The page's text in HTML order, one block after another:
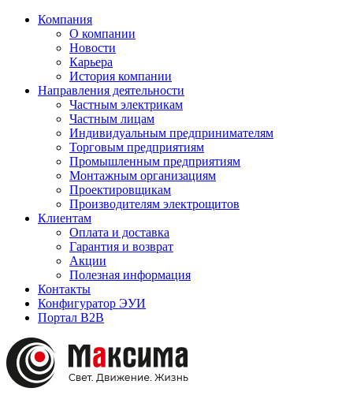
Компания
О компании
Новости
Карьера
История компании
Направления деятельности
Частным электрикам
Частным лицам
Индивидуальным предпринимателям
Торговым предприятиям
Промышленным предприятиям
Монтажным организациям
Проектировщикам
Производителям электрощитов
Клиентам
Оплата и доставка
Гарантия и возврат
Акции
Полезная информация
Контакты
Конфигуратор ЭУИ
Портал B2B